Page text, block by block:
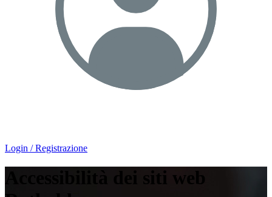
Login / Registrazione
Accessibilità dei siti web